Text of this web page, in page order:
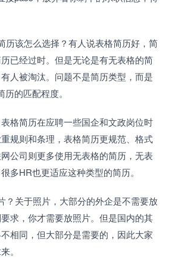
历该怎么选择？有人说表格简历好，简
已经过时。但是无论是有无表格的简
人被淘汰。问题不是简历类型，而是
的匹配程度。
格简历在应聘一些国企和文政岗位时
规则和条理，表格简历更规范、格式
公司则更多使用无表格的简历，无表
多HR也更适应这种类型的简历。
？关于照片，大部分的外企是不需要放
求，你才需要放照片。但是国内的其
相同，但大部分是需要的，因此大家
。